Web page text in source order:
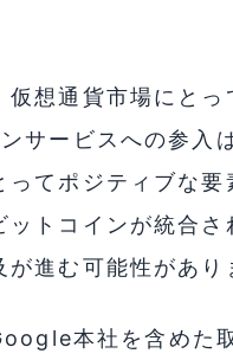
仮想通貨市場にと
サービスへの参入
ってポジティブな
ットコインが統合
が進む可能性があり
本社を含めた